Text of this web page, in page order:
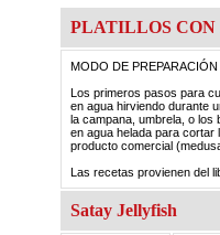
PLATILLOS CON
MODO DE PREPARACIÓN
Los primeros pasos para
en agua hirviendo durante
la campana, umbrela, o los
en agua helada para cortar
producto comercial
Las recetas provienen del
Satay Jellyfish